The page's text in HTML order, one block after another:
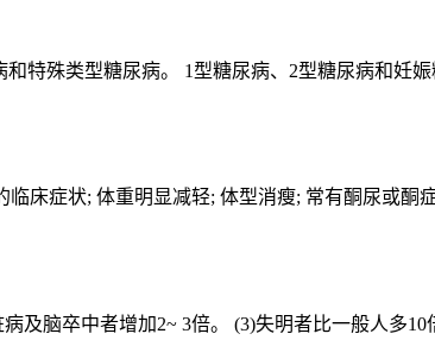
特殊类型糖尿病。 1型糖尿病、2型糖尿病和妊
床症状; 体重明显减轻; 体型消瘦; 常有酮尿或酮
及脑卒中者增加2~ 3倍。 (3)失明者比一般人多10